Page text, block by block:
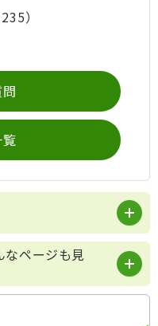
）
なページも見